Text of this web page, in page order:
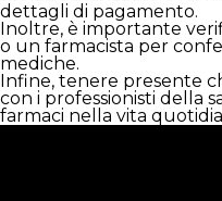
dettagli di pagamento.
Inoltre, è importante
o un farmacista per
mediche.
Infine, tenere presente
con i professionisti della
farmaci nella vita